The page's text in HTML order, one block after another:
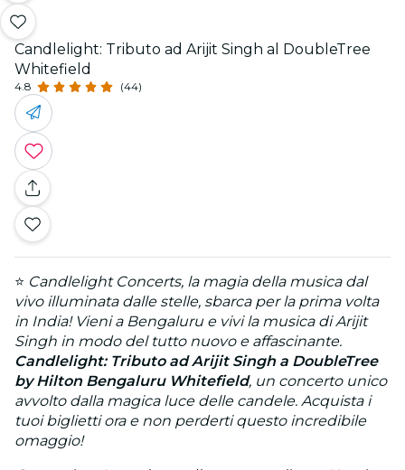
Candlelight: Tributo ad Arijit Singh al DoubleTree
Whitefield
4.8 (44)
⭐ Candlelight Concerts, la magia della musica dal
vivo illuminata dalle stelle, sbarca per la prima volta
in India! Vieni a Bengaluru e vivi la musica di Arijit
Singh in modo del tutto nuovo e affascinante.
Candlelight: Tributo ad Arijit Singh a DoubleTree
by Hilton Bengaluru Whitefield, un concerto unico
avvolto dalla magica luce delle candele. Acquista i
tuoi biglietti ora e non perderti questo incredibile
omaggio!